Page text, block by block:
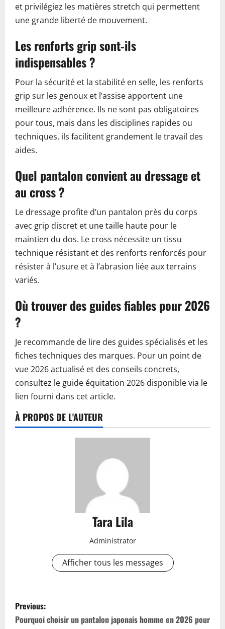
et privilégiez les matières stretch qui permettent
une grande liberté de mouvement.
Les renforts grip sont‑ils
indispensables ?
Pour la sécurité et la stabilité en selle, les renforts
grip sur les genoux et l’assise apportent une
meilleure adhérence. Ils ne sont pas obligatoires
pour tous, mais dans les disciplines rapides ou
techniques, ils facilitent grandement le travail des
aides.
Quel pantalon convient au dressage et
au cross ?
Le dressage profite d’un pantalon près du corps
avec grip discret et une taille haute pour le
maintien du dos. Le cross nécessite un tissu
technique résistant et des renforts renforcés pour
résister à l’usure et à l’abrasion liée aux terrains
variés.
Où trouver des guides fiables pour 2026
?
Je recommande de lire des guides spécialisés et les
fiches techniques des marques. Pour un point de
vue 2026 actualisé et des conseils concrets,
consultez le guide équitation 2026 disponible via le
lien fourni dans cet article.
À PROPOS DE L'AUTEUR
Tara Lila
Administrator
Afficher tous les messages
P
o
Previous:
Pourquoi choisir un pantalon japonais homme en 2026 pour